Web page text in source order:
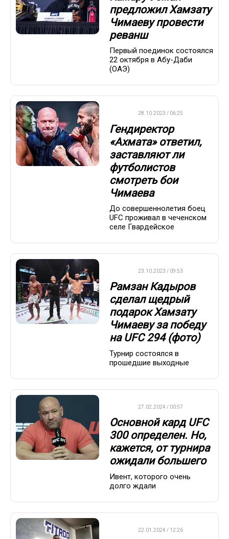
предложил Хамзату
Чимаеву провести
реванш
Первый поединок состоялся
22 октября в Абу-Даби
(ОАЭ)
28.10.2023 / 06:25
Гендиректор
«Ахмата» ответил,
заставляют ли
футболистов
смотреть бои
Чимаева
До совершеннолетия боец
UFC проживал в чеченском
селе Гвардейское
23.10.2023 / 09:53
Рамзан Кадыров
сделал щедрый
подарок Хамзату
Чимаеву за победу
на UFC 294 (фото)
Турнир состоялся в
прошедшие выходные
27.02.2024 / 00:57
Основной кард UFC
300 определен. Но,
кажется, от турнира
ожидали большего
Ивент, которого очень
долго ждали
22.01.2024 / 12:26